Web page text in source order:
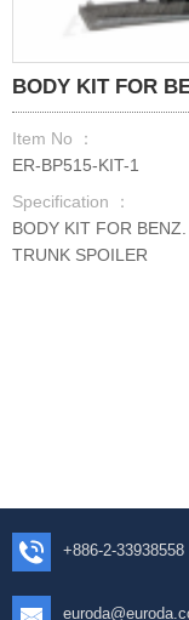
BODY KIT FOR
Item No ：
ER-BP515-KIT-1
Specification ：
BODY KIT FOR
TRUNK SPOILER
+886-2-33938558